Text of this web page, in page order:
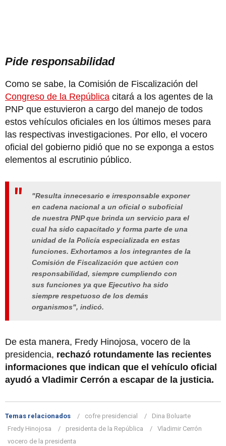
Pide responsabilidad
Como se sabe, la Comisión de Fiscalización del
Congreso de la República citará a los agentes de la
PNP que estuvieron a cargo del manejo de todos
estos vehículos oficiales en los últimos meses para
las respectivas investigaciones. Por ello, el vocero
oficial del gobierno pidió que no se exponga a estos
elementos al escrutinio público.
"Resulta innecesario e irresponsable exponer
en cadena nacional a un oficial o suboficial
de nuestra PNP que brinda un servicio para el
cual ha sido capacitado y forma parte de una
unidad de la Policía especializada en estas
funciones. Exhortamos a los integrantes de la
Comisión de Fiscalización que actúen con
responsabilidad, siempre cumpliendo con
sus funciones ya que Ejecutivo ha sido
siempre respetuoso de los demás
organismos", indicó.
De esta manera, Fredy Hinojosa, vocero de la
presidencia, rechazó rotundamente las recientes
informaciones que indican que el vehículo oficial
ayudó a Vladimir Cerrón a escapar de la justicia.
Temas relacionados cofre presidencial
Dina Boluarte
Fredy Hinojosa
presidenta de la República
Vladimir Cerrón
vocero de la presidenta